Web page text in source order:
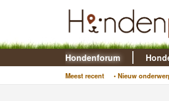
Hondenforum
Meest recent • Nieuw